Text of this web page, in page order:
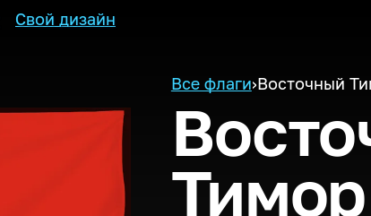
Свой дизайн
Все флаги›Восточный
Тимор